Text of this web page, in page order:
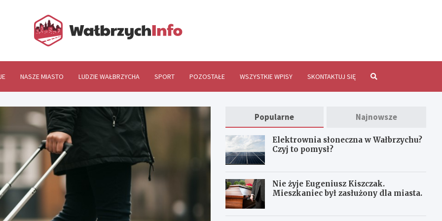
NASZE MIASTO LUDZIE WAŁBRZYCHA SPORT POZOSTAŁE WSZYSTKIE WPISY SKONTAKTUJ SIĘ
Popularne Najnowsze
Elektrownia słoneczna w Wałbrzychu?
Czyj to pomysł?
Nie żyje Eugeniusz Kiszczak.
Mieszkaniec był zasłużony dla miasta.